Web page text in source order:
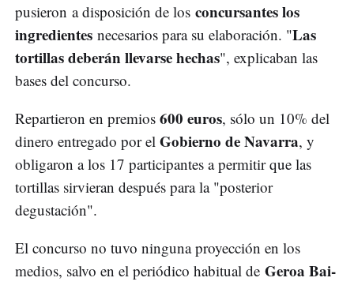
pusieron a disposición de los concursantes los
ingredientes necesarios para su elaboración. "Las
tortillas deberán llevarse hechas", explicaban las
bases del concurso.
Repartieron en premios 600 euros, sólo un 10% del
dinero entregado por el Gobierno de Navarra, y
obligaron a los 17 participantes a permitir que las
tortillas sirvieran después para la "posterior
degustación".
El concurso no tuvo ninguna proyección en los
medios, salvo en el periódico habitual de Geroa Bai-